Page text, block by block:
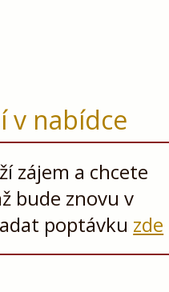
v nabídce
zájem a chcete
bude znovu v
poptávku zde